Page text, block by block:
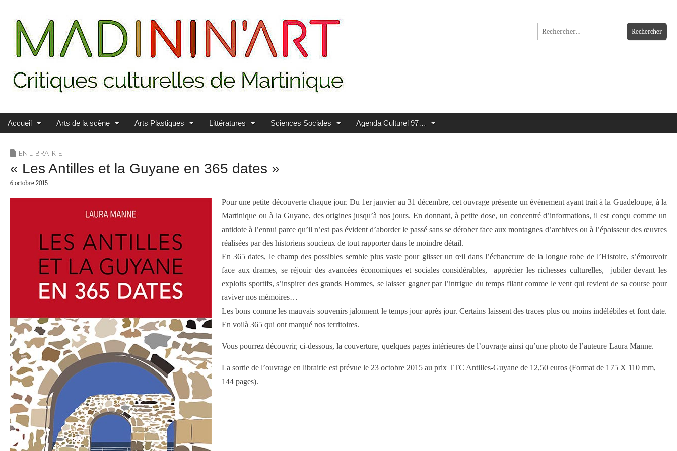
MADININ'ART
Rechercher :
Main menu
Skip to content
Accueil Arts de la scène Arts Plastiques Littératures Sciences Sociales Agenda Culturel 97…
EN LIBRAIRIE
« Les Antilles et la Guyane en 365 dates »
6 octobre 2015
Pour une petite découverte chaque jour. Du 1er janvier au 31 décembre, cet ouvrage présente un évènement ayant trait à la Guadeloupe, à la
Martinique ou à la Guyane, des origines jusqu’à nos jours. En donnant, à petite dose, un concentré d’informations, il est conçu comme un
antidote à l’ennui parce qu’il n’est pas évident d’aborder le passé sans se dérober face aux montagnes d’archives ou à l’épaisseur des œuvres
réalisées par des historiens soucieux de tout rapporter dans le moindre détail.
En 365 dates, le champ des possibles semble plus vaste pour glisser un œil dans l’échancrure de la longue robe de l’Histoire, s’émouvoir
face aux drames, se réjouir des avancées économiques et sociales considérables, apprécier les richesses culturelles, jubiler devant les
exploits sportifs, s’inspirer des grands Hommes, se laisser gagner par l’intrigue du temps filant comme le vent qui revient de sa course pour
raviver nos mémoires…
Les bons comme les mauvais souvenirs jalonnent le temps jour après jour. Certains laissent des traces plus ou moins indélébiles et font date.
En voilà 365 qui ont marqué nos territoires.
Vous pourrez découvrir, ci-dessous, la couverture, quelques pages intérieures de l’ouvrage ainsi qu’une photo de l’auteure Laura Manne.
La sortie de l’ouvrage en librairie est prévue le 23 octobre 2015 au prix TTC Antilles-Guyane de 12,50 euros (Format de 175 X 110 mm,
144 pages).